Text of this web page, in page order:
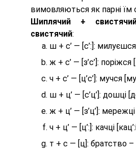
вимовляються як парні їм
Шиплячий +
свистячий:
ш + с’ — [с’:]:
ж + с’ — [з’с’]: поріжся
ч + с’ — [ц’с’]: мучся
ш + ц’ — [с’ц’]: дошці
ж + ц’ — [з’ц’]: мережці
ч + ц’ — [ц’:]: качці
т + с — [ц]: братство –